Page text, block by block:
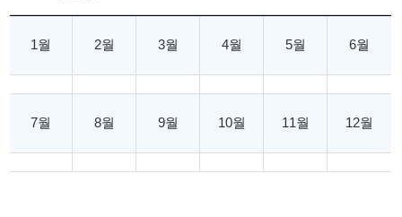
1월 2월 3월 4월 5월 6월
7월 8월 9월 10월 11월 12월